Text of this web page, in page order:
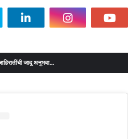
जादू अनुभवा...